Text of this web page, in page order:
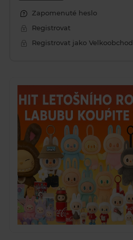
Zapomenuté heslo
Registrovat
Registrovat jako Velkoobchod